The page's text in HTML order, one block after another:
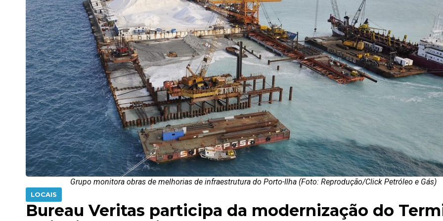
Grupo monitora obras de melhorias de infraestrutura do Porto-Ilha (Foto: Reprodução/Click Petróleo e Gás)
LOCAIS
Bureau Veritas participa da modernização do